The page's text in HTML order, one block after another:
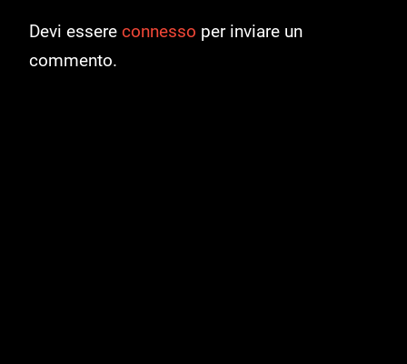
Devi essere connesso per inviare un
commento.